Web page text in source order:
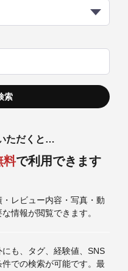
ただくと…
料で利用できます
レビュー内容・写真・動
情報が閲覧できます。
も、タグ、経験値、SNS
での検索が可能です。最